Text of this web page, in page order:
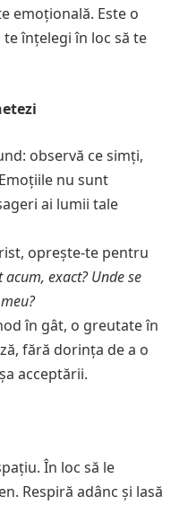
emoțională. Este o
înțelegi în loc să te
observă ce simți,
nu sunt
ai lumii tale
oprește-te pentru
acum, exact? Unde se
în gât, o greutate în
fără dorința de a o
acceptării.
În loc să le
Respiră adânc și lasă